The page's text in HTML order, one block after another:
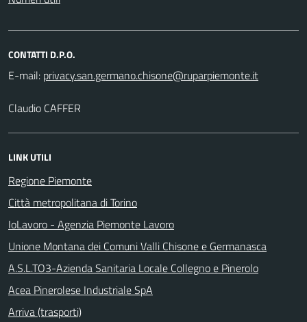
CONTATTI D.P.O.
E-mail:
Claudio CAFFER
LINK UTILI
Regione Piemonte
Città metropolitana di Torino
IoLavoro - Agenzia Piemonte Lavoro
Unione Montana dei Comuni Valli Chisone e Germanasca
A.S.L.TO3-Azienda Sanitaria Locale Collegno e Pinerolo
Acea Pinerolese Industriale SpA
Arriva (trasporti)